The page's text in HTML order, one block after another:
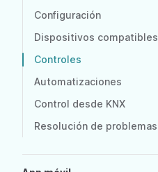
Configuración
Dispositivos compatibles
Controles
Automatizaciones
Control desde KNX
Resolución de problemas